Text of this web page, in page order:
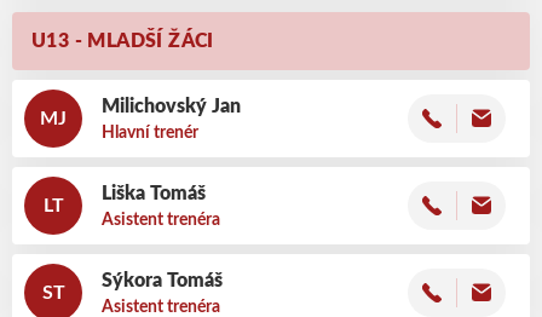
U13 - MLADŠÍ ŽÁCI
MJ
Jan
Milichovský
Hlavní trenér
LT
Tomáš
Liška
Asistent trenéra
ST
Tomáš
Sýkora
Asistent trenéra